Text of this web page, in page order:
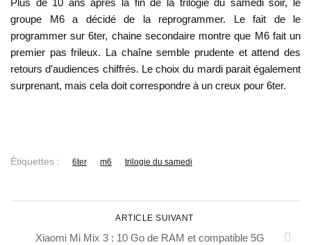
Plus de 10 ans après la fin de la trilogie du samedi soir, le
groupe M6 a décidé de la reprogrammer. Le fait de le
programmer sur 6ter, chaine secondaire montre que M6 fait un
premier pas frileux. La chaîne semble prudente et attend des
retours d’audiences chiffrés. Le choix du mardi parait également
surprenant, mais cela doit correspondre à un creux pour 6ter.
Étiquettes : 6ter m6 trilogie du samedi
ARTICLE SUIVANT
Xiaomi Mi Mix 3 : 10 Go de RAM et compatible 5G